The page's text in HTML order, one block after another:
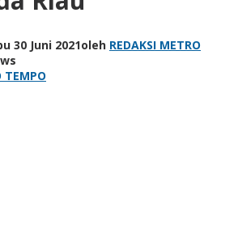
30 Juni 2021oleh REDAKSI METRO
TEMPO